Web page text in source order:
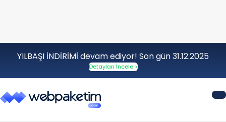
YILBAŞI İNDİRİMİ devam ediyor! Son gün 31.12.2025
Detayları İncele >